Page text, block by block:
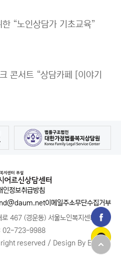
“노인상담가 기초교육”
콘서트 “상담카페 [이야기
인정보취급방침
이메일주소무단수집거부
467 (경운동) 서울노인복지센터 1층
02-723-9988
right reserved / Design By EBI